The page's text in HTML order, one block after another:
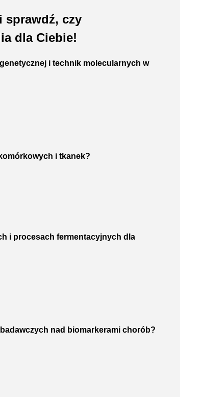
sprawdź, czy
dla Ciebie!
i technik molecularnych w
i tkanek?
i procesach fermentacyjnych dla
nad biomarkerami chorób?